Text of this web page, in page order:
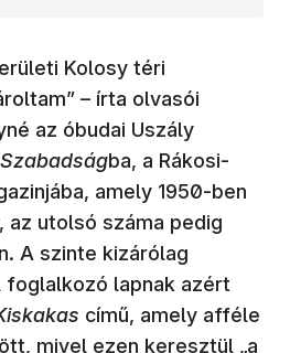
Kolosy téri
– írta olvasói
az óbudai Uszály
ba, a Rákosi-
amely 1950-ben
az utolsó száma pedig
A szinte kizárólag
foglalkozó lapnak azért
című, amely afféle
mivel ezen keresztül „a